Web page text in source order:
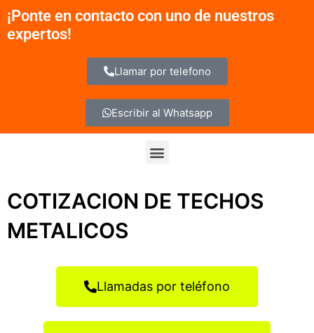
contenido
¡Ponte en contacto con uno de nuestros
expertos!
Llamar por telefono
Escribir al Whatsapp
Menu
COTIZACION DE TECHOS
METALICOS
Llamadas por teléfono